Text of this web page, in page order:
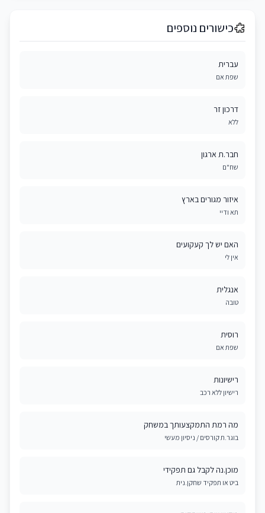
כישורים נוספים
עברית
שפת אם
דרכון זר
ללא
חבר.ת ארגון
שח"ם
איזור מגורים בארץ
תא ודיי
האם יש לך קעקועים
אין לי
אנגלית
טובה
רוסית
שפת אם
רישיונות
רישיון ללא רכב
מה רמת התמקצעותך במשחק
בוגר.ת קורסים / ניסיון מעשי
מוכן.נה לקבל גם תפקידי
ביט או תפקיד שחקן.נית